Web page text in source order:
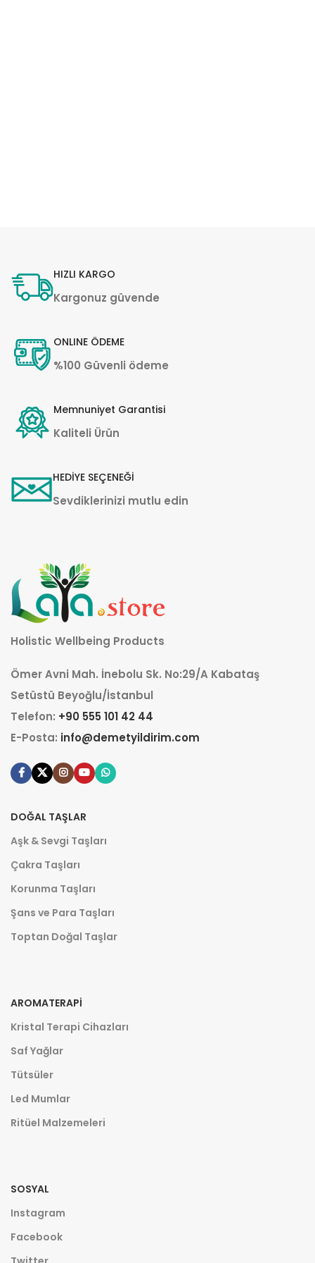
HIZLI KARGO
Kargonuz güvende
ONLINE ÖDEME
%100 Güvenli ödeme
Memnuniyet Garantisi
Kaliteli Ürün
HEDİYE SEÇENEĞİ
Sevdiklerinizi mutlu edin
Holistic Wellbeing Products
Ömer Avni Mah. İnebolu Sk. No:29/A Kabataş
Setüstü Beyoğlu/İstanbul
Telefon: +90 555 101 42 44
E-Posta: info@demetyildirim.com
DOĞAL TAŞLAR
Aşk & Sevgi Taşları
Çakra Taşları
Korunma Taşları
Şans ve Para Taşları
Toptan Doğal Taşlar
AROMATERAPI
Kristal Terapi Cihazları
Saf Yağlar
Tütsüler
Led Mumlar
Ritüel Malzemeleri
SOSYAL
Instagram
Facebook